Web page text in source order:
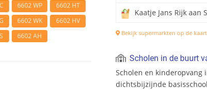
6602 WP
6602 HT
6602 WK
6602 HV
6602 AH
Kaatje Jans Rijk aan
Bekijk supermarkten op de kaart
Scholen in de buurt
Scholen en kinderopvang
dichtsbijzijnde